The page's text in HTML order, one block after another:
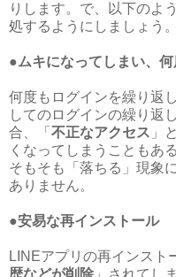
りします。で、以下のよ
処するようにしましょう。
●ムキになってしまい、何
何度もログインを繰り返
してのログインの繰り返
合、「 不正なアクセス 」
くなってしまうこともあ
そもそも「落ちる」現象
ありません。
●安易な再インストール
LINEアプリの再インスト